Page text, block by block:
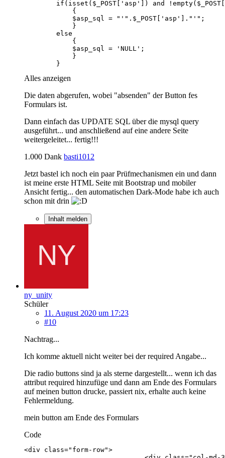
}
Alles anzeigen
Die daten abgerufen, wobei "absenden" der Button fes
Formulars ist.
Dann einfach das UPDATE SQL über die mysql query
ausgeführt... und anschließend auf eine andere Seite
weitergeleitet... fertig!!!
1.000 Dank basti1012
Jetzt bastel ich noch ein paar Prüfmechanismen ein und dann
ist meine erste HTML Seite mit Bootstrap und mobiler
Ansicht fertig... den automatischen Dark-Mode habe ich auch
schon mit drin
Inhalt melden
ny_unity
Schüler
11. August 2020 um 17:23
#10
Nachtrag...
Ich komme aktuell nicht weiter bei der required Angabe...
Die radio buttons sind ja als sterne dargestellt... wenn ich das
attribut required hinzufüge und dann am Ende des Formulars
auf meinen button drucke, passiert nix, erhalte auch keine
Fehlermeldung.
mein button am Ende des Formulars
Code